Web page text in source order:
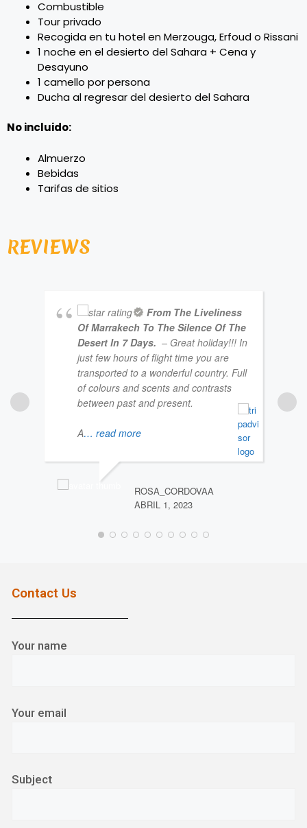
Combustible
Tour privado
Recogida en tu hotel en Merzouga, Erfoud o Rissani
1 noche en el desierto del Sahara + Cena y
Desayuno
1 camello por persona
Ducha al regresar del desierto del Sahara
No incluido:
Almuerzo
Bebidas
Tarifas de sitios
REVIEWS
From The Liveliness
Of Marrakech To The Silence Of The
Desert In 7 Days. – Great holiday!!! In
just few hours of flight time you are
transported to a wonderful country. Full
of colours and scents and contrasts
between past and present.
A… read more
ROSA_CORDOVAA
ABRIL 1, 2023
Contact Us
Your name
Your email
Subject